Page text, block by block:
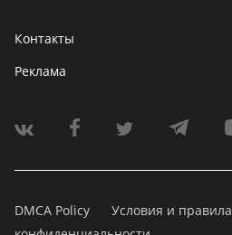
Контакты
Реклама
DMCA Policy Условия и правила